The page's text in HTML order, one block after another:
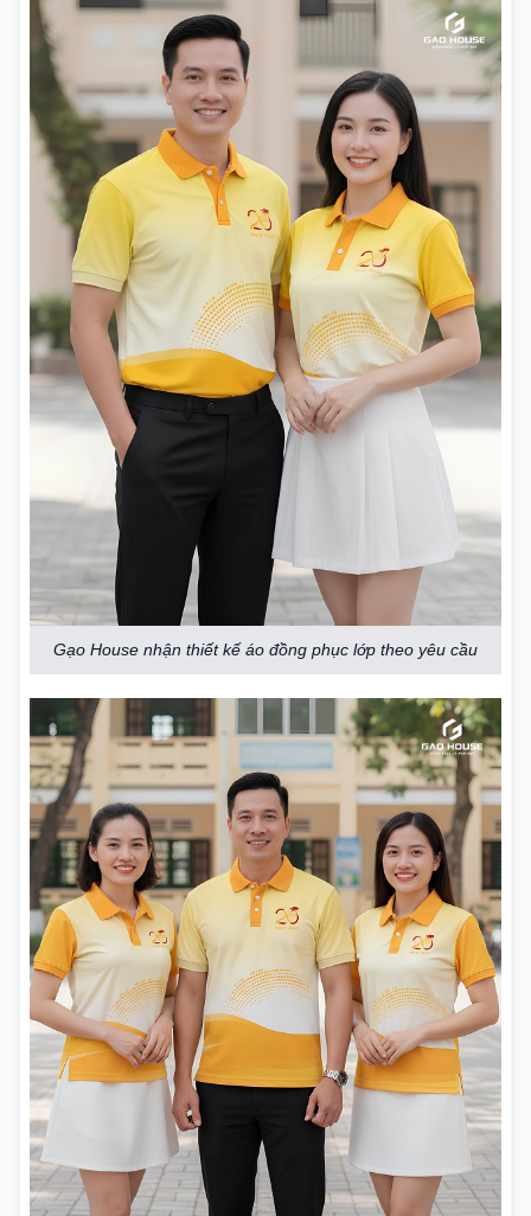
Gạo House nhận thiết kế áo đồng phục lớp theo yêu cầu